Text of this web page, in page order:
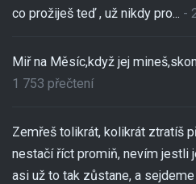
co prožiješ teď , už nikdy pro... -
Miř na Měsíc,když jej
1 753 přečtení
Zemřeš tolikrát, kolikrát ztratíš
nestačí říct promiň, nevím jestli
asi už to tak zůstane, a